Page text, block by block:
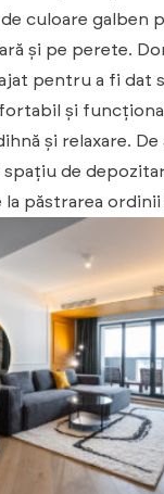
culoare galben
și pe perete.
pentru a fi dat
și
și relaxare. De
spațiu de
la păstrarea ordinii